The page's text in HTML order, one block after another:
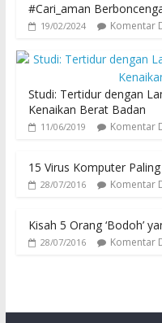
#Cari_aman
19/02/2024 Komentar
Studi: Tertidur dengan
Kenaikan Berat Badan
11/06/2019 Komentar
15 Virus Komputer
28/07/2016 Komentar
Kisah 5 Orang ‘Bodoh’
28/07/2016 Komentar